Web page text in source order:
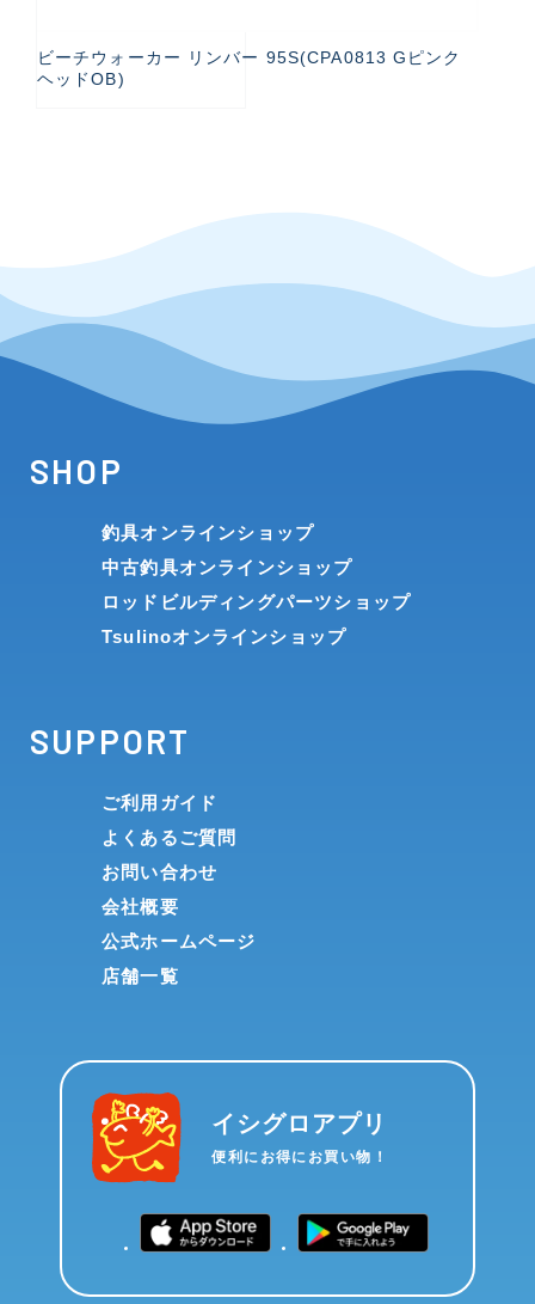
ビーチウォーカー リンバー 95S(CPA0813 Gピンク
ヘッドOB)
SHOP
釣具オンラインショップ
中古釣具オンラインショップ
ロッドビルディングパーツショップ
Tsulinoオンラインショップ
SUPPORT
ご利用ガイド
よくあるご質問
お問い合わせ
会社概要
公式ホームページ
店舗一覧
イシグロアプリ
便利にお得にお買い物！